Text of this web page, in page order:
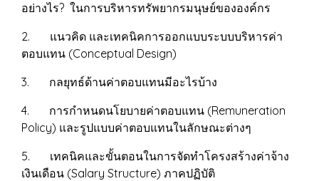
อย่างไร? ในการบริหารทรัพยากรมนุษย์ขององค์กร
2. แนวคิด และเทคนิคการออกแบบระบบบริหารค่า
ตอบแทน (Conceptual Design)
3. กลยุทธ์ด้านค่าตอบแทนมีอะไรบ้าง
4. การกำหนดนโยบายค่าตอบแทน (Remuneration
Policy) และรูปแบบค่าตอบแทนในลักษณะต่างๆ
5. เทคนิคและขั้นตอนในการจัดทำโครงสร้างค่าจ้าง
เงินเดือน (Salary Structure) ภาคปฏิบัติ